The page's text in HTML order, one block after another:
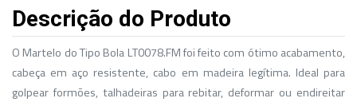
Descrição do Produto
O Martelo do Tipo Bola LT0078.FM foi feito com ótimo acabamento,
cabeça em aço resistente, cabo em madeira legítima. Ideal para
golpear formões, talhadeiras para rebitar, deformar ou endireitar